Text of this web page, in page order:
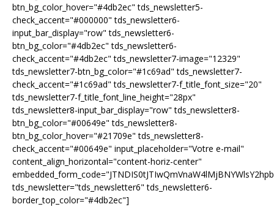
btn_bg_color_hover="#4db2ec" tds_newsletter5-
check_accent="#000000" tds_newsletter6-
input_bar_display="row" tds_newsletter6-
btn_bg_color="#4db2ec" tds_newsletter6-
check_accent="#4db2ec" tds_newsletter7-image="12329"
tds_newsletter7-btn_bg_color="#1c69ad" tds_newsletter7-
check_accent="#1c69ad" tds_newsletter7-f_title_font_size="20"
tds_newsletter7-f_title_font_line_height="28px"
tds_newsletter8-input_bar_display="row" tds_newsletter8-
btn_bg_color="#00649e" tds_newsletter8-
btn_bg_color_hover="#21709e" tds_newsletter8-
check_accent="#00649e" input_placeholder="Votre e-mail"
content_align_horizontal="content-horiz-center"
tds_newsletter="tds_newsletter6" tds_newsletter6-
border_top_color="#4db2ec"]